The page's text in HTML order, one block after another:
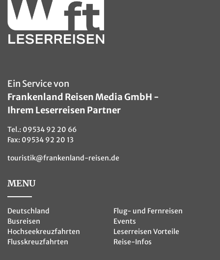
Ein Service von
Frankenland Reisen Media GmbH -
Ihrem Leserreisen Partner
Tel.: 09534 92 20 66
Fax: 09534 92 20 13
touristik@frankenland-reisen.de
MENU
Deutschland
Busreisen
Hochseekreuzfahrten
Flusskreuzfahrten
Flug- und Fernreisen
Events
Leserreisen Vorteile
Reise-Infos